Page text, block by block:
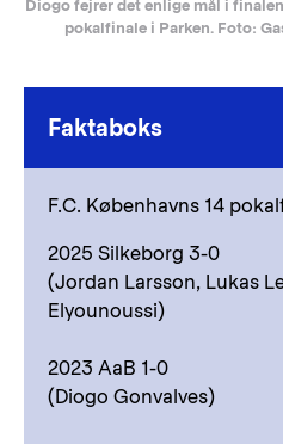
Diogo fejrer det enlige mål i
pokalfinale i Parken. Foto:
Faktaboks
F.C. Københavns 14
2025 Silkeborg 3-0
(Jordan Larsson, Lukas
Elyounoussi)
2023 AaB 1-0
(Diogo Gonvalves)